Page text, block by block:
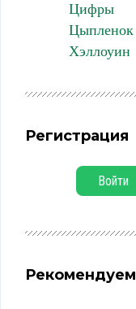
Цифры
Цыпленок
Хэллоуин
Регистрация
Войти
Рекомендуем